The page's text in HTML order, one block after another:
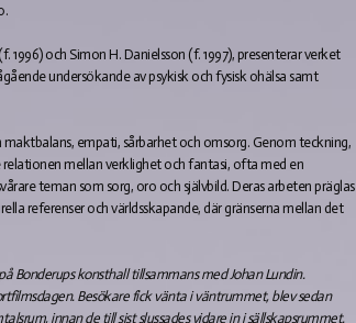
och Simon H. Danielsson (f. 1997), presenterar verket
undersökande av psykisk och fysisk ohälsa samt
empati, sårbarhet och omsorg. Genom teckning,
mellan verklighet och fantasi, ofta med en
teman som sorg, oro och självbild. Deras arbeten präglas
referenser och världsskapande, där gränserna mellan det
Bonderups konsthall tillsammans med Johan Lundin.
Besökare fick vänta i väntrummet, blev sedan
innan de till sist slussades vidare in i sällskapsrummet.